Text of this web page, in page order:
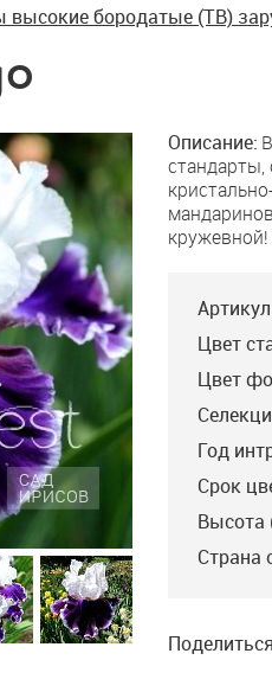
высокие бородатые (TB)
Описание:
кружевной!
Цвет
Цвет
Год
Срок
Высота
Страна